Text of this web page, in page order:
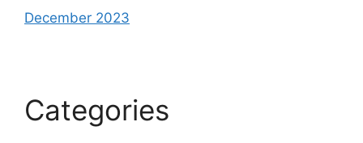
December 2023
Categories